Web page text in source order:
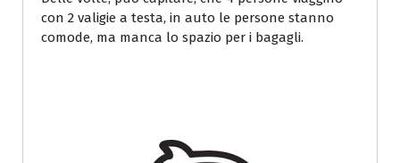
con 2 valigie a testa, in auto le persone stanno
comode, ma manca lo spazio per i bagagli.